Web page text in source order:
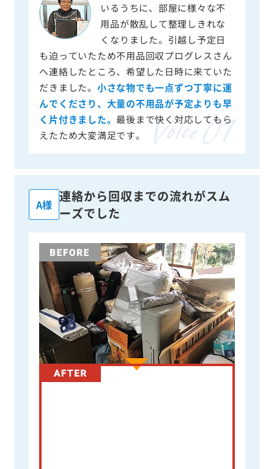
いるうちに、部屋に様々な不
用品が散乱して整理しきれな
くなりました。引越し予定日
も迫っていたため不用品回収プログレスさん
へ連絡したところ、希望した日時に来ていた
だきました。 小さな物でも一点ずつ丁寧に運
んでくださり、大量の不用品が予定よりも早
く片付きました。 最後まで快く対応してもら
えたため大変満足です。
A様
連絡から回収までの流れがスム
ーズでした